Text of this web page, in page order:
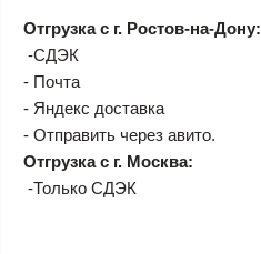
Отгрузка с г. Ростов-на-Дону:
-СДЭК
- Почта
- Яндекс доставка
- Отправить через авито.
Отгрузка с г. Москва:
-Только СДЭК